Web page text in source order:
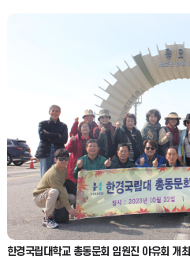
한경국립대학교 총동문회 임원진 야유회 개최